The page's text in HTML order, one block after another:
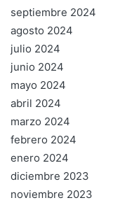
septiembre 2024
agosto 2024
julio 2024
junio 2024
mayo 2024
abril 2024
marzo 2024
febrero 2024
enero 2024
diciembre 2023
noviembre 2023